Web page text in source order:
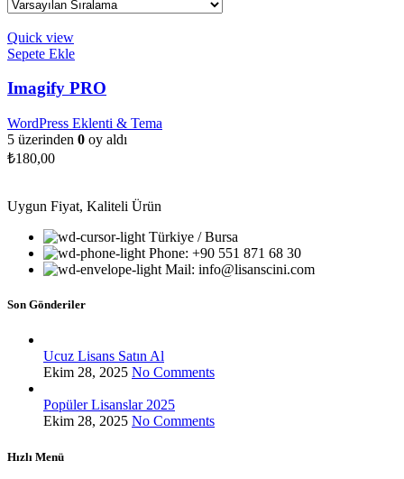
Quick view
Sepete Ekle
Imagify PRO
WordPress Eklenti & Tema
5 üzerinden 0 oy aldı
₺180,00
Uygun Fiyat, Kaliteli Ürün
Türkiye / Bursa
Phone: +90 551 871 68 30
Mail: info@lisanscini.com
Son Gönderiler
Ucuz Lisans Satın Al
Ekim 28, 2025 No Comments
Popüler Lisanslar 2025
Ekim 28, 2025 No Comments
Hızlı Menü